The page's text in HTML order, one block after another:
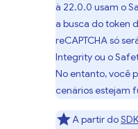
à 22.0.0 usam o
a busca do token
reCAPTCHA só
Integrity ou o
No entanto, você
cenários estejam
A partir do